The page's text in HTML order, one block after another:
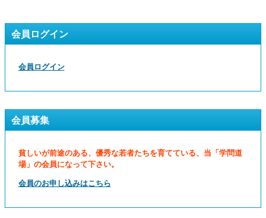
会員ログイン
会員ログイン
会員募集
貧しいが前途のある、優秀な若者たちを育てている、当「学問道
場」の会員になって下さい。
会員のお申し込みはこちら